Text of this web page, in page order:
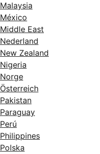
Malaysia
México
Middle East
Nederland
New Zealand
Nigeria
Norge
Österreich
Pakistan
Paraguay
Perú
Philippines
Polska